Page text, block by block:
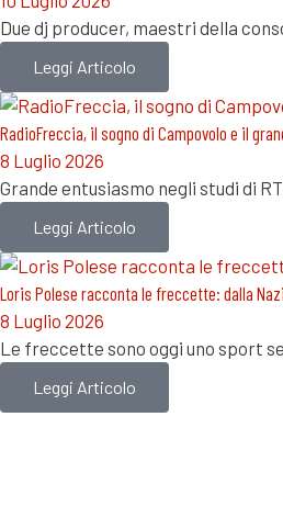
Due dj producer, maestri della
Leggi Articolo
RadioFreccia, il sogno di Campovolo e il
8 Luglio 2026
Grande entusiasmo negli studi di
Leggi Articolo
Loris Polese racconta le freccette: dalla
8 Luglio 2026
Le freccette sono oggi uno sport
Leggi Articolo